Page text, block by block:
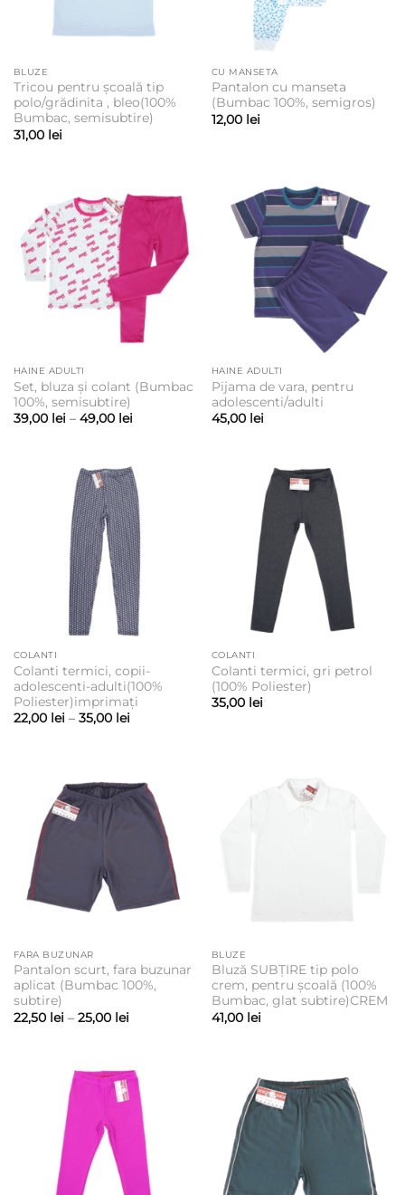
BLUZE
Tricou pentru școală tip
polo/grădinita , bleo(100%
Bumbac, semisubtire)
31,00 lei
CU MANSETA
Pantalon cu manseta
(Bumbac 100%, semigros)
12,00 lei
HAINE ADULTI
Set, bluza și colant (Bumbac
100%, semisubtire)
39,00 lei – 49,00 leiInterval
până
la
49,00 lei
HAINE ADULTI
Pijama de vara, pentru
adolescenti/adulti
45,00 lei
COLANTI
Colanti termici, copii-
adolescenti-adulti(100%
Poliester)imprimați
22,00 lei – 35,00 leiInterval
35,00 lei
COLANTI
Colanti termici, gri petrol
(100% Poliester)
35,00 lei
FARA BUZUNAR
Pantalon scurt, fara buzunar
aplicat (Bumbac 100%,
subtire)
22,50 lei – 25,00 leiInterval
la
25,00 lei
BLUZE
Bluză SUBȚIRE tip polo
crem, pentru școală (100%
Bumbac, glat subtire)CREM
41,00 lei